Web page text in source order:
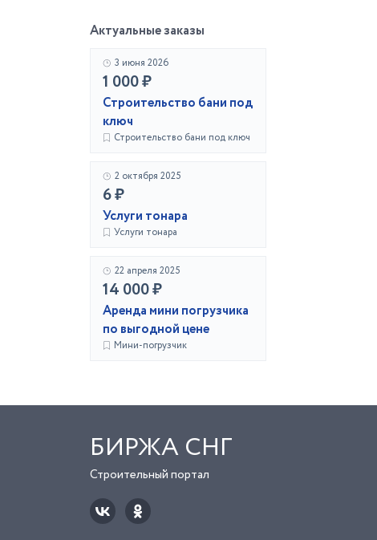
Актуальные заказы
3 июня 2026
1 000 ₽
Строительство бани под
ключ
Строительство бани под ключ
2 октября 2025
6 ₽
Услуги тонара
Услуги тонара
22 апреля 2025
14 000 ₽
Аренда мини погрузчика
по выгодной цене
Мини-погрузчик
БИРЖА СНГ
Строительный портал